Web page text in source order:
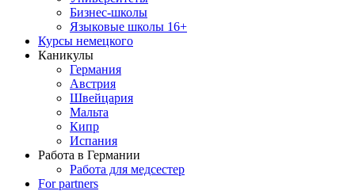
Бизнес-школы
Языковые школы 16+
Курсы немецкого
Каникулы
Германия
Австрия
Швейцария
Мальта
Кипр
Испания
Работа в Германии
Работа для медсестер
For partners